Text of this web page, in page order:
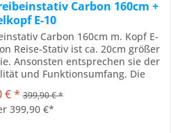
Carbon 160cm +
E-10
Carbon 160cm m. Kopf E-
Reise-Stativ ist ca. 20cm größer
Ansonsten entsprechen sie der
und Funktionsumfang. Die
Situation leicht zu handhaben
Ihrer...
€ * 399,90 € *
399,90 €*